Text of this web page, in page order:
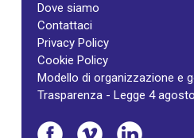
Dove siamo
Contattaci
Privacy Policy
Cookie Policy
Modello di organizzazione e
Trasparenza - Legge 4